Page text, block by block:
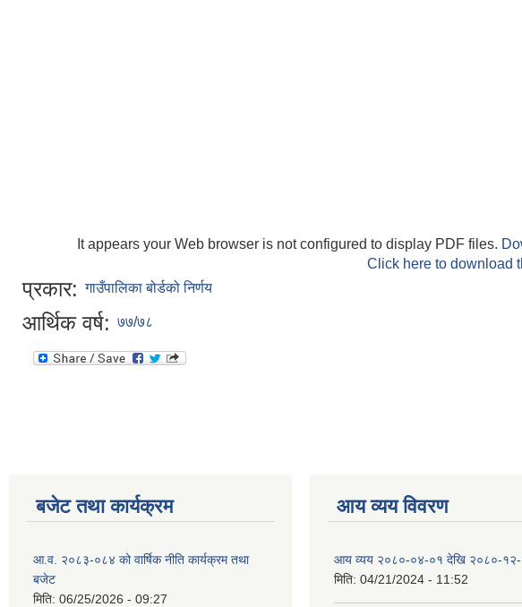
It appears your Web browser is not configured to display PDF files.
Click here to download
प्रकार: गाउँपालिका बोर्डको निर्णय
आर्थिक वर्ष: ७७/७८
बजेट तथा कार्यक्रम
आ.व. २०८३-०८४ को वार्षिक नीति कार्यक्रम तथा
बजेट
मिति: 06/25/2026 - 09:27
आय व्यय विवरण
आय व्यय २०८०-०४-०१ देखि २०८०-
मिति: 04/21/2024 - 11:52